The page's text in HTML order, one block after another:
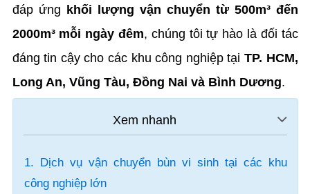
đáp ứng khối lượng vận chuyển từ 500m³ đến
2000m³ mỗi ngày đêm, chúng tôi tự hào là đối tác
đáng tin cậy cho các khu công nghiệp tại TP. HCM,
Long An, Vũng Tàu, Đồng Nai và Bình Dương.
1. Dịch vụ vận chuyển bùn vi sinh tại các khu
công nghiệp lớn